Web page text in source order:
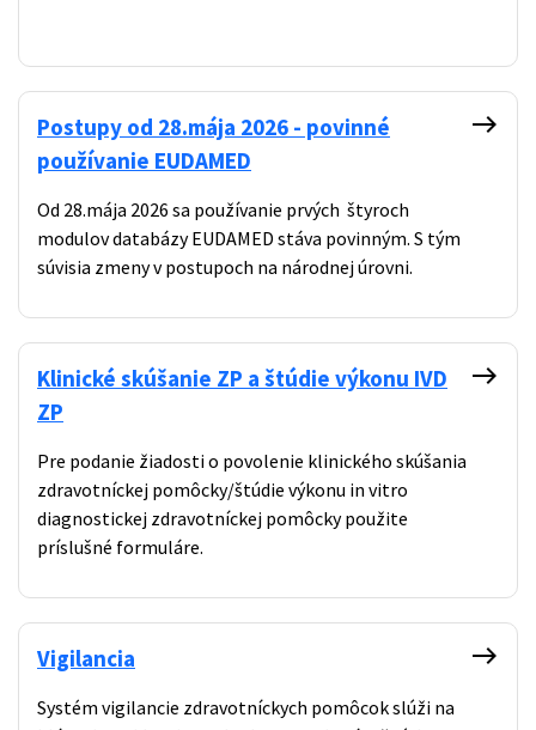
Postupy od 28.mája 2026 - povinné
používanie EUDAMED
Od 28.mája 2026 sa používanie prvých štyroch
modulov databázy EUDAMED stáva povinným. S tým
súvisia zmeny v postupoch na národnej úrovni.
east
Klinické skúšanie ZP a štúdie výkonu IVD
ZP
Pre podanie žiadosti o povolenie klinického skúšania
zdravotníckej pomôcky/štúdie výkonu in vitro
diagnostickej zdravotníckej pomôcky použite
príslušné formuláre.
east
Vigilancia
Systém vigilancie zdravotníckych pomôcok slúži na
east